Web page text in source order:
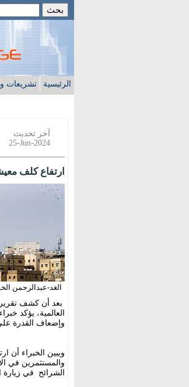
الرئيسية تشريعات و
آخر تحديث
25-Jun-2024
ارتفاع كلف
الغد-عبدالرحمن
بعد أن كشف
العالمية، يؤكد
وإضعاف القدرة
ويبين الخبراء أن
والمستثمرين في
الشرائح في زيارة